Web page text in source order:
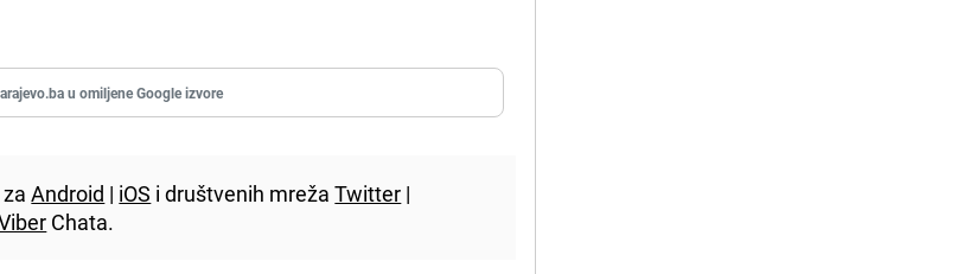
u omiljene Google izvore
zaAndroid | iOS i društvenih mrežaTwitter |
Chata.